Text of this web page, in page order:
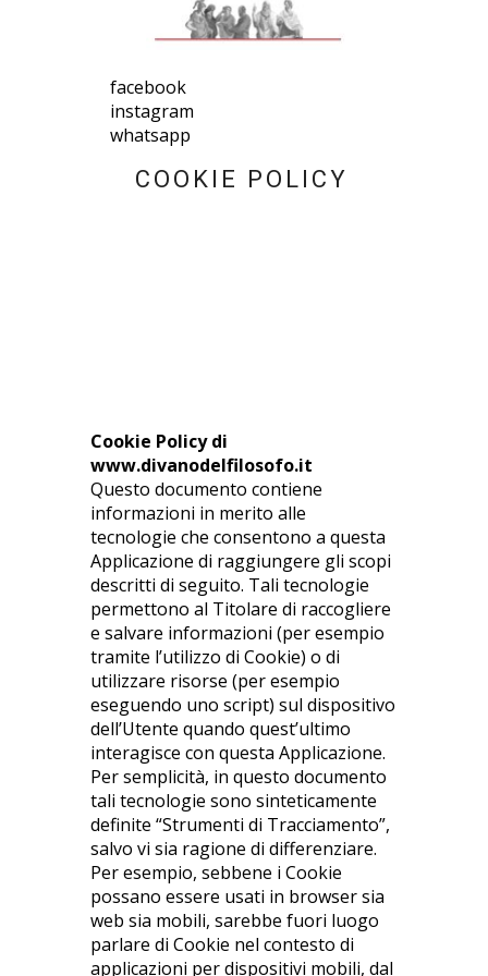
facebook
instagram
whatsapp
COOKIE POLICY
Cookie Policy di
www.divanodelfilosofo.it
Questo documento contiene
informazioni in merito alle
tecnologie che consentono a questa
Applicazione di raggiungere gli scopi
descritti di seguito. Tali tecnologie
permettono al Titolare di raccogliere
e salvare informazioni (per esempio
tramite l’utilizzo di Cookie) o di
utilizzare risorse (per esempio
eseguendo uno script) sul dispositivo
dell’Utente quando quest’ultimo
interagisce con questa Applicazione.
Per semplicità, in questo documento
tali tecnologie sono sinteticamente
definite “Strumenti di Tracciamento”,
salvo vi sia ragione di differenziare.
Per esempio, sebbene i Cookie
possano essere usati in browser sia
web sia mobili, sarebbe fuori luogo
parlare di Cookie nel contesto di
applicazioni per dispositivi mobili, dal